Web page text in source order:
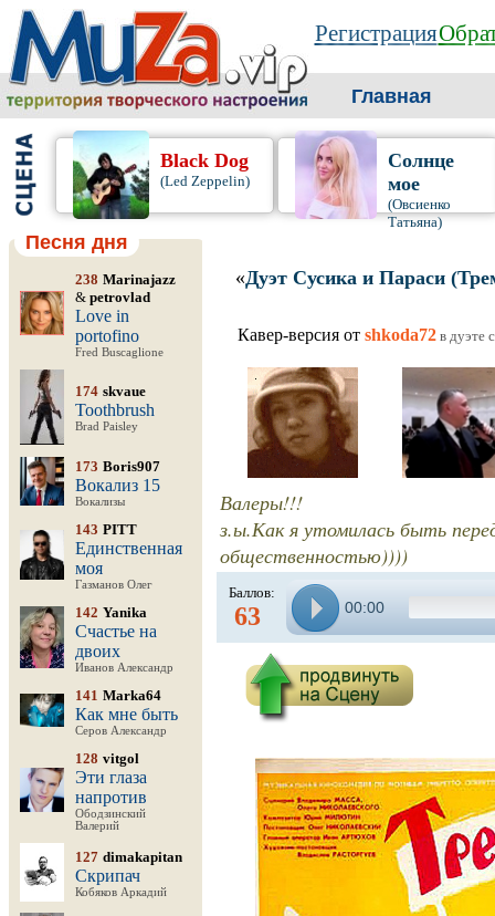
Регистрация
Главная
Black Dog
(Led Zeppelin)
Солнце
мое
(Овсиенко
Татьяна)
Песня дня
238 Marinajazz
& petrovlad
Love in
portofino
Fred Buscaglione
174 skvaue
Toothbrush
Brad Paisley
173 Boris907
Вокализ 15
Вокализы
143 PITT
Единственная
моя
Газманов Олег
142 Yanika
Счастье на
двоих
Иванов Александр
141 Marka64
Как мне быть
Серов Александр
128 vitgol
Эти глаза
напротив
Ободзинский
Валерий
127 dimakapitan
Скрипач
Кобяков Аркадий
«Дуэт Сусика и Параси
Кавер-версия от shkoda72 в дуэте
Валеры!!!
з.ы.Как я утомилась быть
общественностью))))
Баллов:
63 00:00